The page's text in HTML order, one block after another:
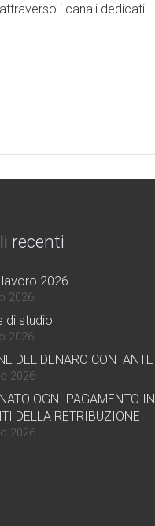
i canali dedicati.
recenti
2026
2026
di studio
2026
DEL DENARO CONTANTE
2026
OGNI PAGAMENTO IN
DELLA RETRIBUZIONE
2026